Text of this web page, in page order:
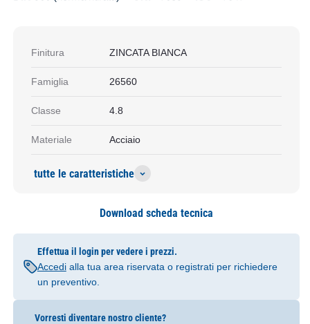
Finitura ZINCATA BIANCA
Famiglia 26560
Classe 4.8
Materiale Acciaio
tutte le caratteristiche
Download scheda tecnica
Effettua il login per vedere i prezzi.
Accedialla tua area riservata o registrati per richiedere
un preventivo.
Vorresti diventare nostro cliente?